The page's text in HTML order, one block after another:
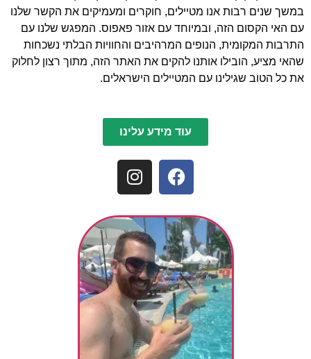
במשך שנים רבות אנו מטיילים, חוקרים ומעמיקים את הקשר שלנו
עם האי הקסום הזה, ובמיוחד עם אזור פאפוס. המפגש שלנו עם
התרבות המקומית, הנופים המרהיבים והחוויות הבלתי נשכחות
שהאי מציע, הובילו אותנו להקים את האתר הזה, מתוך רצון לחלוק
את כל הטוב שגילינו עם המטיילים הישראלים.
עוד מידע עלינו